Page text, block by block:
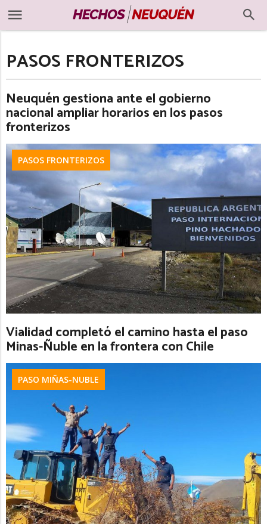
PASOS FRONTERIZOS
Neuquén gestiona ante el gobierno
nacional ampliar horarios en los pasos
fronterizos
PASOS FRONTERIZOS
Vialidad completó el camino hasta el paso
Minas-Ñuble en la frontera con Chile
PASO MIÑAS-NUBLE